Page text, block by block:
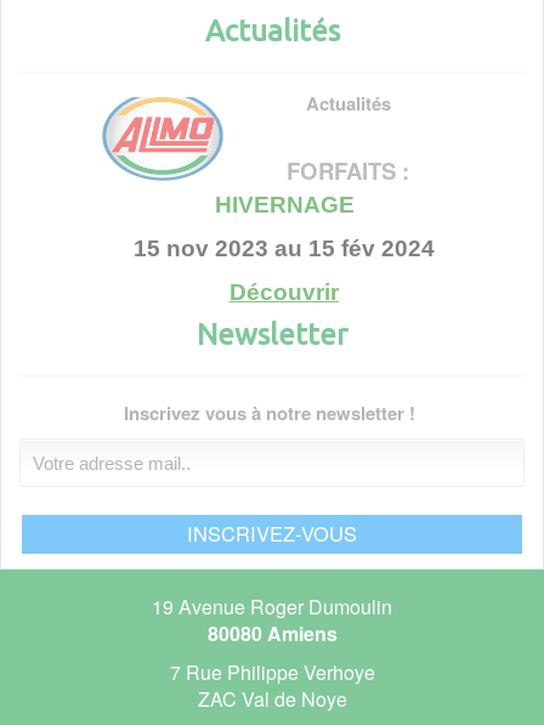
Actualités
FORFAITS :
15 nov 2023 au 15 fév 2024
Découvrir
Newsletter
Inscrivez vous à notre newsletter !
19 Avenue Roger Dumoulin
80080 Amiens
7 Rue Philippe Verhoye
ZAC Val de Noye